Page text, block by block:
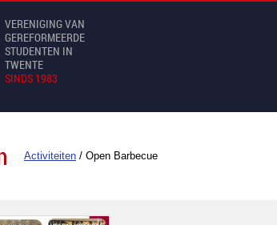
VERENIGING VAN
GEREFORMEERDE
STUDENTEN IN
TWENTE
SINDS 1983
Activiteiten / Open Barbecue